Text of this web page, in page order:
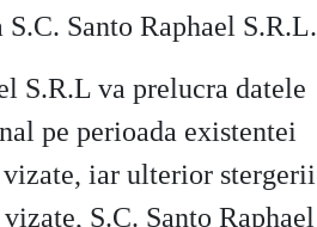
Santo Raphael S.R.L.
S.R.L va prelucra datele
pe perioada existentei
iar ulterior stergerii
S.C. Santo Raphael